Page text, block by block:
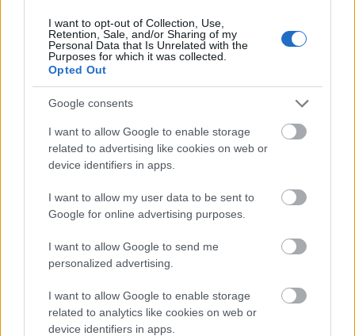
I want to opt-out of Collection, Use,
Retention, Sale, and/or Sharing of my
Personal Data that Is Unrelated with the
Purposes for which it was collected.
Opted Out
Google consents
I want to allow Google to enable storage
related to advertising like cookies on web or
device identifiers in apps.
I want to allow my user data to be sent to
Google for online advertising purposes.
I want to allow Google to send me
personalized advertising.
I want to allow Google to enable storage
related to analytics like cookies on web or
device identifiers in apps.
Tilaa uutiskirjeemme